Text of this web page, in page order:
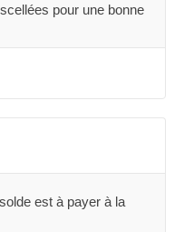
pour une bonne
est à payer à la